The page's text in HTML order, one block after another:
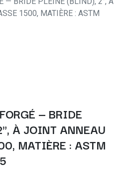
1500, MATIÈRE : ASTM
— BRIDE
À JOINT ANNEAU
MATIÈRE : ASTM